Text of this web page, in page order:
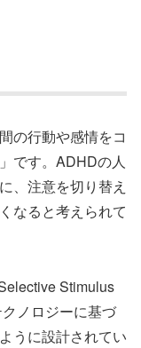
の行動や感情をコ
です。ADHDの人
、注意を切り替え
なると考えられて
Selective Stimulus
ノロジーに基づ
うに設計されてい